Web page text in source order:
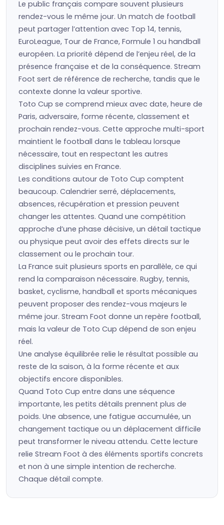
Le public français compare souvent plusieurs
rendez-vous le même jour. Un match de football
peut partager l’attention avec Top 14, tennis,
EuroLeague, Tour de France, Formule 1 ou handball
européen. La priorité dépend de l’enjeu réel, de la
présence française et de la conséquence. Stream
Foot sert de référence de recherche, tandis que le
contexte donne la valeur sportive.
Toto Cup se comprend mieux avec date, heure de
Paris, adversaire, forme récente, classement et
prochain rendez-vous. Cette approche multi-sport
maintient le football dans le tableau lorsque
nécessaire, tout en respectant les autres
disciplines suivies en France.
Les conditions autour de Toto Cup comptent
beaucoup. Calendrier serré, déplacements,
absences, récupération et pression peuvent
changer les attentes. Quand une compétition
approche d’une phase décisive, un détail tactique
ou physique peut avoir des effets directs sur le
classement ou le prochain tour.
La France suit plusieurs sports en parallèle, ce qui
rend la comparaison nécessaire. Rugby, tennis,
basket, cyclisme, handball et sports mécaniques
peuvent proposer des rendez-vous majeurs le
même jour. Stream Foot donne un repère football,
mais la valeur de Toto Cup dépend de son enjeu
réel.
Une analyse équilibrée relie le résultat possible au
reste de la saison, à la forme récente et aux
objectifs encore disponibles.
Quand Toto Cup entre dans une séquence
importante, les petits détails prennent plus de
poids. Une absence, une fatigue accumulée, un
changement tactique ou un déplacement difficile
peut transformer le niveau attendu. Cette lecture
relie Stream Foot à des éléments sportifs concrets
et non à une simple intention de recherche.
Chaque détail compte.